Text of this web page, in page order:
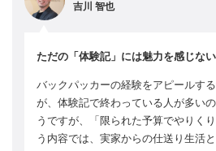
吉川 智也
ただの「体験記」には魅力を感じない
バックパッカーの経験をアピールす
が、体験記で終わっている人が多い
うですが、「限られた予算でやりく
う内容では、実家からの仕送り生活